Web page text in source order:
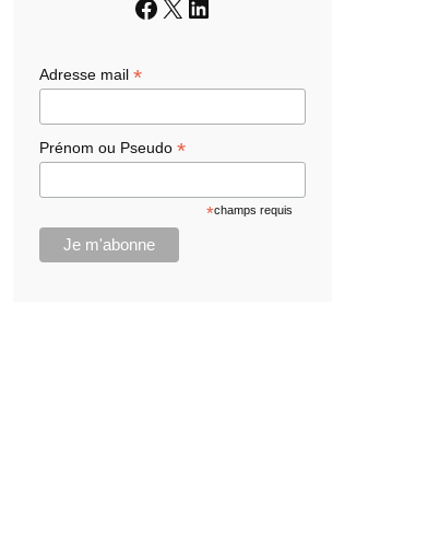
Facebook X LinkedIn
Adresse mail *
Prénom ou Pseudo *
*champs requis